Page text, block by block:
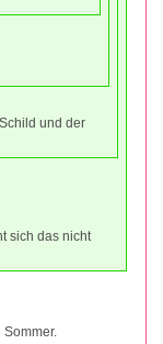
und der
sich das nicht